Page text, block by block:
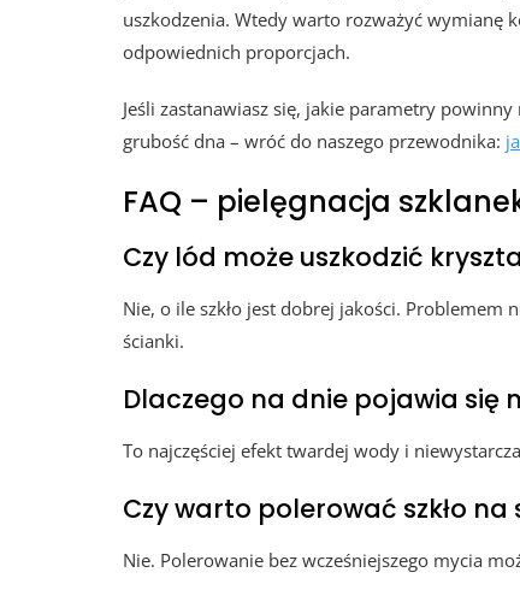
uszkodzenia. Wtedy warto rozważyć
odpowiednich proporcjach.
Jeśli zastanawiasz się, jakie parametry
grubość dna – wróć do naszego przewodnika:
FAQ – pielęgnacja
Czy lód może uszkodzić
Nie, o ile szkło jest dobrej jakości. Problemem
ścianki.
Dlaczego na dnie pojawia się
To najczęściej efekt twardej wody i
Czy warto polerować szkło na
Nie. Polerowanie bez wcześniejszego mycia